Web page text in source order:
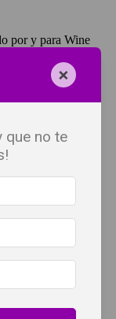
por y para Wine
propiedad
de ellos
su réplica con
×
que no te